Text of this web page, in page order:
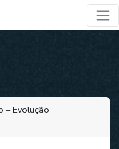
– Evolução